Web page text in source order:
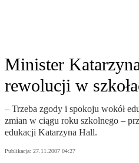
Minister
rewolucji w
– Trzeba zgody i spokoju wokół
zmian w ciągu roku szkolnego –
edukacji Katarzyna Hall.
Publikacja: 27.11.2007 04:27